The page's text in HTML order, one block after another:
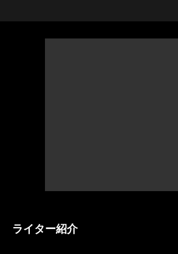
ライター紹介